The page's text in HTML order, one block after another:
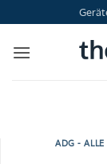
Inhalt
springen
ADG - ALLE